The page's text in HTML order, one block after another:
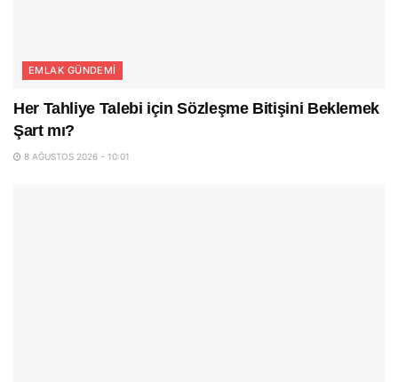
EMLAK GÜNDEMI
Her Tahliye Talebi için Sözleşme Bitişini Beklemek
Şart mı?
8 AĞUSTOS 2026 - 10:01